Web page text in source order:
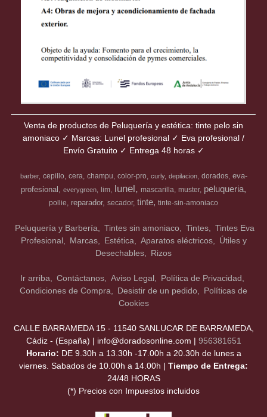
Venta de productos de Peluquería y estética: tinte pelo sin
amoniaco ✓ Marcas: Lunel profesional ✓ Eva profesional /
Envío Gratuito ✓ Entrega 48 horas ✓
barber cepillo cera champu color-pro curly depilacion dorados eva-
profesional
everygreen lim lunel mascarilla muster peluqueria
pollie reparador secador tinte tinte-sin-amoniaco
Peluquería y Barbería Tintes sin amoniaco Tintes
Tintes Eva
Profesional
Marcas Estética Aparatos eléctricos
Útiles y
Desechables
Rizos
Ir arriba Contáctanos Aviso Legal
Política de Privacidad
Condiciones de Compra
Desistir de un pedido
Políticas de
Cookies
CALLE BARRAMEDA 15 - 11540 SANLUCAR DE BARRAMEDA,
Cádiz - (España) | info@doradosonline.com | 956381651
Horario: DE 9.30h a 13.30h -17.00h a 20.30h de lunes a
viernes. Sabados de 10.00h a 14.00h | Tiempo de Entrega:
24/48 HORAS
(*) Precios con Impuestos incluidos